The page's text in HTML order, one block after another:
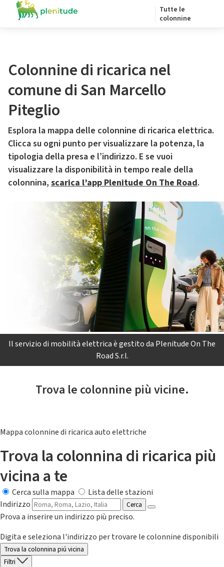
Tutte le
colonnine
Colonnine di ricarica nel
comune di San Marcello
Piteglio
Esplora la mappa delle colonnine di ricarica elettrica.
Clicca su ogni punto per visualizzare la potenza, la
tipologia della presa e l’indirizzo. E se vuoi
visualizzare la disponibilità in tempo reale della
colonnina, scarica l’app Plenitude On The Road.
Il servizio di mobilità elettrica è gestito da Plenitude On The
Road S.r.l.
Trova le colonnine più vicine.
Mappa colonnine di ricarica auto elettriche
Trova la colonnina di ricarica più
vicina a te
Cerca sulla mappa
Lista delle stazioni
Indirizzo
Cerca
Prova a inserire un indirizzo più preciso.
Digita e seleziona l'indirizzo per trovare le colonnine disponibili
Trova la colonnina piú vicina
Filtri